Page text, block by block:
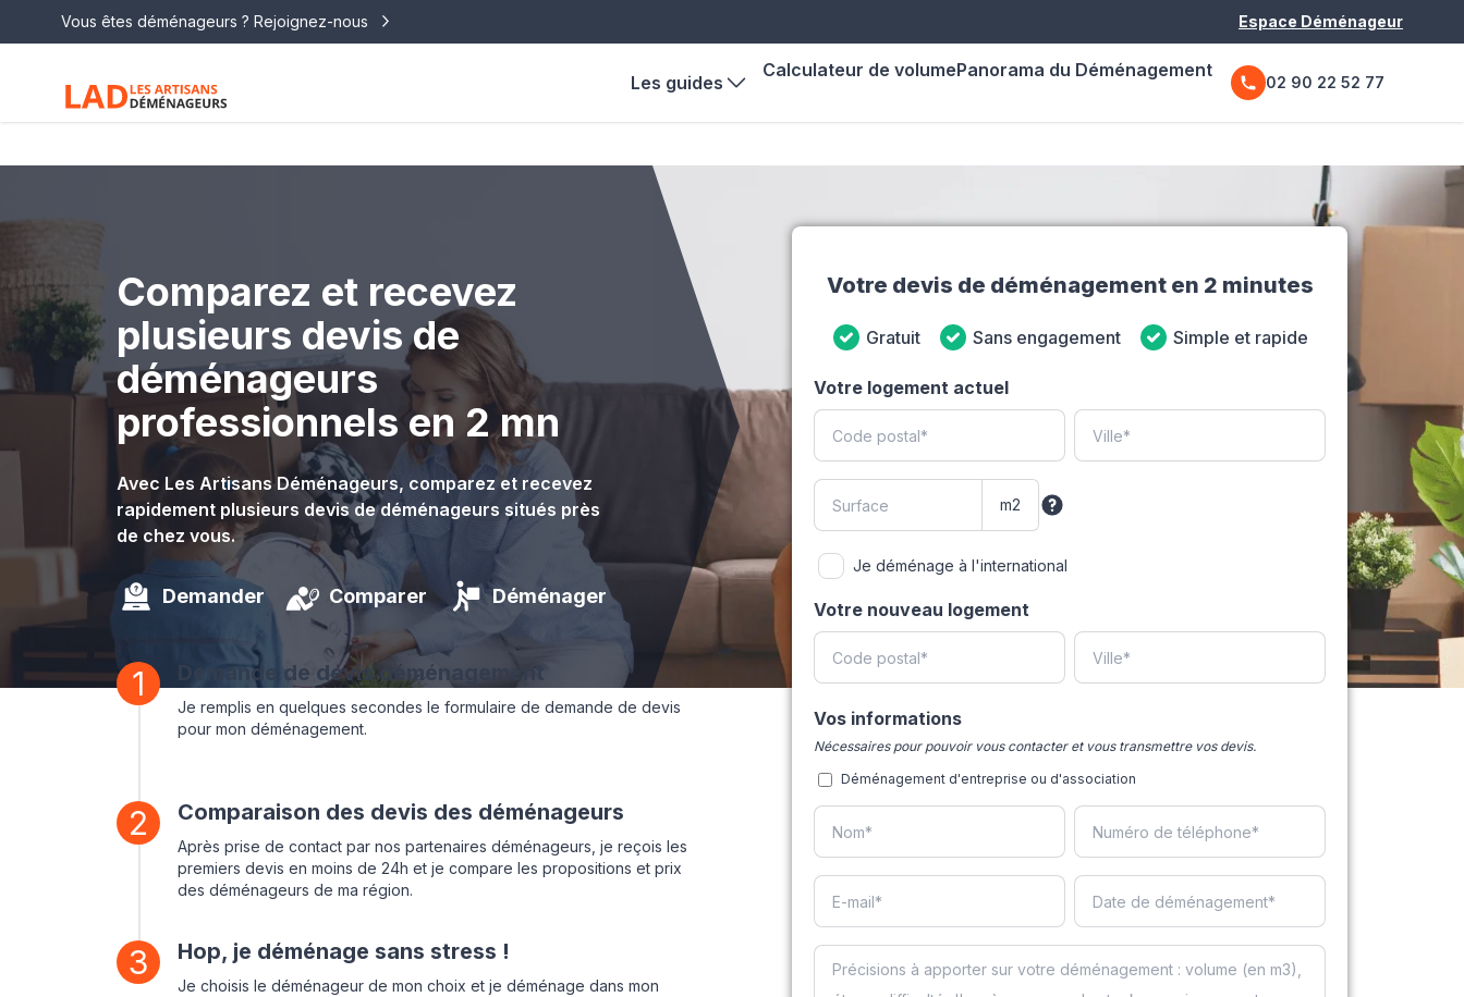
Vous êtes déménageurs ? Rejoignez-nous Espace Déménageur
Les guides
Calculateur de volumePanorama du Déménagement
02 90 22 52 77
Comparez et recevez
plusieurs devis de
déménageurs
professionnels en 2 mn
Avec Les Artisans Déménageurs, comparez et recevez
rapidement plusieurs devis de déménageurs situés près
de chez vous.
Demander Comparer Déménager
Votre devis de déménagement en 2 minutes
Gratuit Sans engagement Simple et rapide
Votre logement actuel
Je déménage à l'international
Votre nouveau logement
Vos informations
Nécessaires pour pouvoir vous contacter et vous transmettre vos devis.
Déménagement d'entreprise ou d'association
1 Demande de devis déménagement
Je remplis en quelques secondes le formulaire de demande de devis
pour mon déménagement.
2 Comparaison des devis des déménageurs
Après prise de contact par nos partenaires déménageurs, je reçois les
premiers devis en moins de 24h et je compare les propositions et prix
des déménageurs de ma région.
3 Hop, je déménage sans stress !
Je choisis le déménageur de mon choix et je déménage dans mon